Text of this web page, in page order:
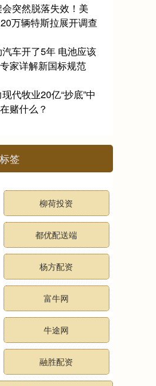
突然脱落失效！美
万辆特斯拉展开调查
车开了5年 电池应该
家详解新国标规范
代牧业20亿“抄底”中
赌什么？
签
柳荷投资
都优配送端
杨方配资
富牛网
牛途网
融胜配资